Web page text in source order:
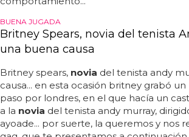
virgen o no... en españa, hay muchas
tu novia es virgen o no... si no quieres
con tunovia sobre el tema, entonces
preguntas a sus amigos... si no quieres
directamente, entonces puedes
observar su comportamiento para
tienes miedo de preguntar
puedes preguntar a tu novia sobre ellos
virginidad de manera indirecta... españa